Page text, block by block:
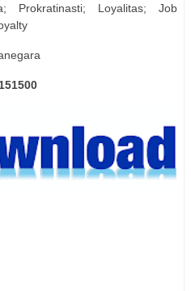
Prokratinasti; Loyalitas; Job